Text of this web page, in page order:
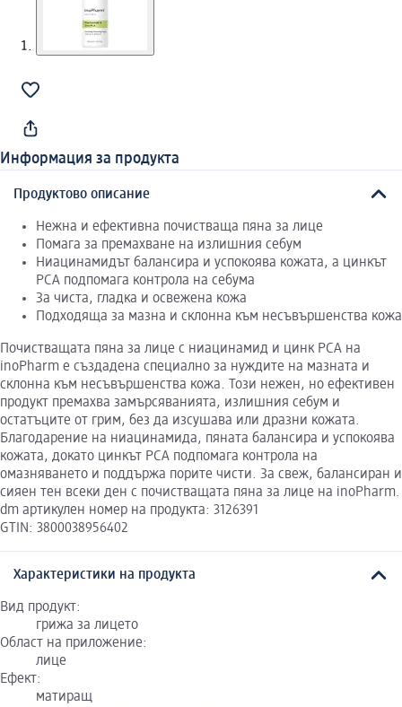
Информация за продукта
Продуктово описание
Нежна и ефективна почистваща пяна за лице
Помага за премахване на излишния себум
Ниацинамидът балансира и успокоява кожата, а цинкът
PCA подпомага контрола на себума
За чиста, гладка и освежена кожа
Подходяща за мазна и склонна към несъвършенства кожа
Почистващата пяна за лице с ниацинамид и цинк PCA на
inoPharm е създадена специално за нуждите на мазната и
склонна към несъвършенства кожа. Този нежен, но ефективен
продукт премахва замърсяванията, излишния себум и
остатъците от грим, без да изсушава или дразни кожата.
Благодарение на ниацинамида, пяната балансира и успокоява
кожата, докато цинкът PCA подпомага контрола на
омазняването и поддържа порите чисти. За свеж, балансиран и
сияен тен всеки ден с почистващата пяна за лице на inoPharm.
dm артикулен номер на продукта: 3126391
GTIN: 3800038956402
Характеристики на продукта
Вид продукт:
грижа за лицето
Област на приложение:
лице
Ефект:
матиращ